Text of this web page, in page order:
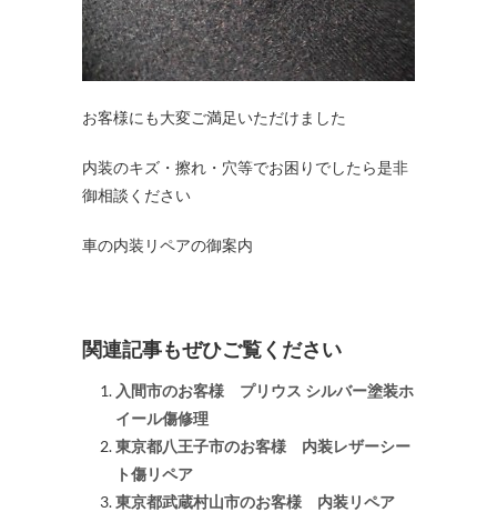
お客様にも大変ご満足いただけました
内装のキズ・擦れ・穴等でお困りでしたら是非
御相談ください
車の内装リペアの御案内
関連記事もぜひご覧ください
入間市のお客様 プリウス シルバー塗装ホ
イール傷修理
東京都八王子市のお客様 内装レザーシー
ト傷リペア
東京都武蔵村山市のお客様 内装リペア